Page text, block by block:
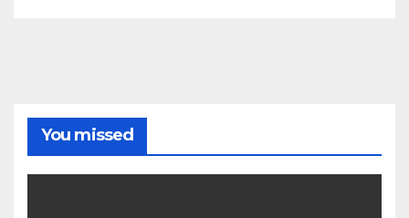
You missed